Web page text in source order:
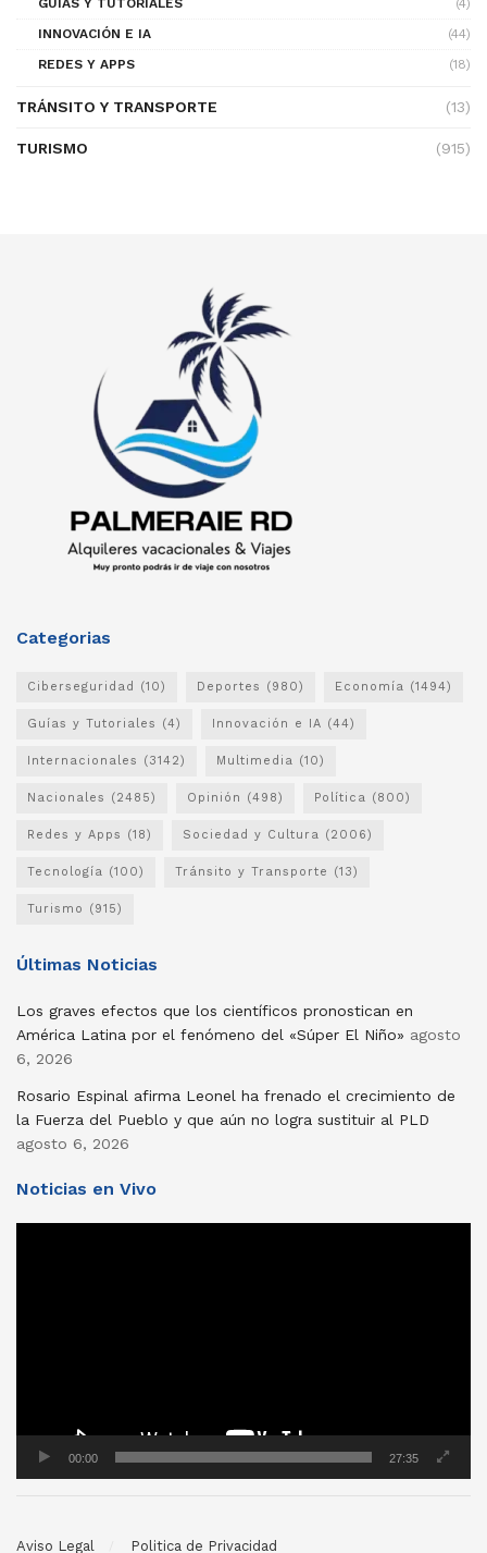
GUÍAS Y TUTORIALES
(4)
INNOVACIÓN E IA
(44)
REDES Y APPS
(18)
TRÁNSITO Y TRANSPORTE (13)
TURISMO (915)
Categorias
Ciberseguridad (10) Deportes (980) Economía (1494)
Guías y Tutoriales (4) Innovación e IA (44)
Internacionales (3142) Multimedia (10)
Nacionales (2485) Opinión (498) Política (800)
Redes y Apps (18) Sociedad y Cultura (2006)
Tecnología (100) Tránsito y Transporte (13)
Turismo (915)
Últimas Noticias
Los graves efectos que los científicos pronostican en
América Latina por el fenómeno del «Súper El Niño» agosto
6, 2026
Rosario Espinal afirma Leonel ha frenado el crecimiento de
la Fuerza del Pueblo y que aún no logra sustituir al PLD
agosto 6, 2026
Noticias en Vivo
00:00 27:35
Aviso Legal Politica de Privacidad